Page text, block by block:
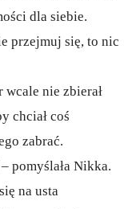
dla siebie.
przejmuj się, to nic
wcale nie zbierał
chciał coś
zabrać.
pomyślała Nikka.
na usta